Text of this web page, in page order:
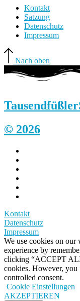
Kontakt
Satzung
Datenschutz
Impressum
Nach oben
Tausendfüßler
© 2026
Kontakt
Datenschutz
Impressum
We use cookies on our
experience by
clicking “ACCEPT
cookies. However,
controlled consent.
Cookie Einstellungen
AKZEPTIEREN